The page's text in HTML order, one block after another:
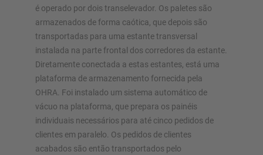
é operado por dois transelevador. Os paletes são
armazenados de forma caótica, que depois são
transportadas para uma estante transversal
instalada na parte frontal dos corredores da estante.
Diretamente conectada a estas estantes, está uma
plataforma de armazenamento fornecida pela
OHRA. Foi instalado um sistema automático de
vácuo na plataforma, que prepara os painéis
individuais necessários para até cinco pedidos de
clientes em paralelo. Os pedidos de clientes
acabados são então transportados pelo